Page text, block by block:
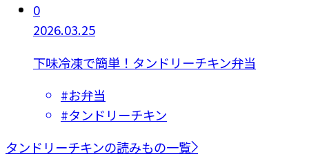
0
2026.03.25
下味冷凍で簡単！タンドリーチキン弁当
#お弁当
#タンドリーチキン
タンドリーチキンの読みもの一覧